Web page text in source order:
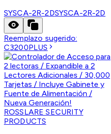
SYSCA-2R-2DSYSCA-2R-2D
Reemplazo sugerido:
C3200PLUS
ROSSLARE SECURITY
PRODUCTS